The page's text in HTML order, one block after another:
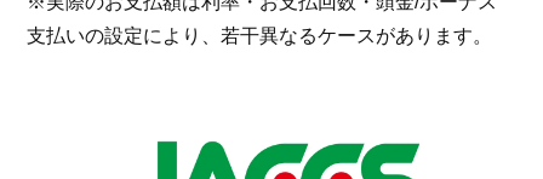
支払いの設定により、若干異なるケースがあります。